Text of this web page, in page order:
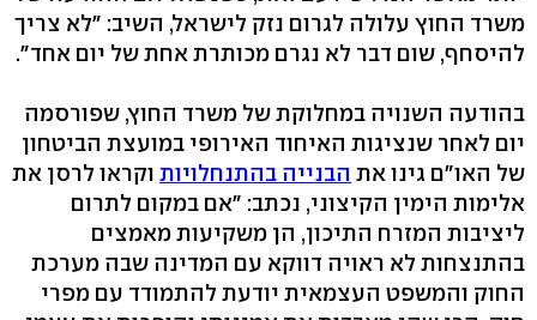
משרד החוץ עלולה לגרום נזק לישראל, השיב: "לא צריך
להיסחף, שום דבר לא נגרם מכותרת אחת של יום אחד".
בהודעה השנויה במחלוקת של משרד החוץ, שפורסמה
יום לאחר שנציגות האיחוד האירופי במועצת הביטחון
של האו"ם גינו את הבנייה בהתנחלויות וקראו לרסן את
אלימות הימין הקיצוני, נכתב: "אם במקום לתרום
ליציבות המזרח התיכון, הן משקיעות מאמצים
בהתנצחות לא ראויה דווקא עם המדינה שבה מערכת
החוק והמשפט העצמאית יודעת להתמודד עם מפרי